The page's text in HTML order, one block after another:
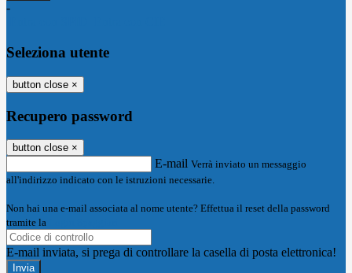
-
Seleziona utente
button close ×
Recupero password
button close ×
E-mail Verrà inviato un messaggio
all'indirizzo indicato con le istruzioni necessarie.
Non hai una e-mail associata al nome utente? Effettua il reset della password
tramite la
E-mail inviata, si prega di controllare la casella di posta elettronica!